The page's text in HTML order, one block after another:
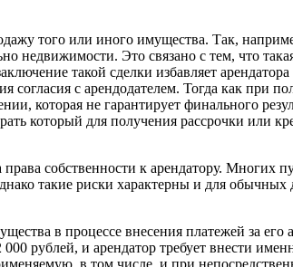
того или иного имущества. Так,
недвижимости. Это связано с тем, что
такой сделки избавляет
с арендодателем. Тогда как при
которая не гарантирует финального
который для получения рассрочки или
собственности к арендатору. Многих
такие риски характерны и для обычных
в процессе внесения платежей за
рублей, и арендатор требует внести
в том числе, и при